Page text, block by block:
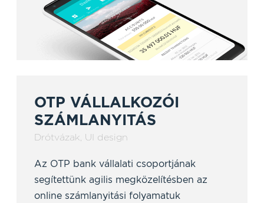
OTP VÁLLALKOZÓI
SZÁMLANYITÁS
Drótvázak, UI design
Az OTP bank vállalati csoportjának
segítettünk agilis megközelítésben az
online számlanyitási folyamatuk